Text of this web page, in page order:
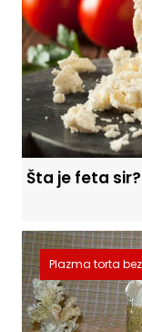
Šta je feta sir?
Plazma torta